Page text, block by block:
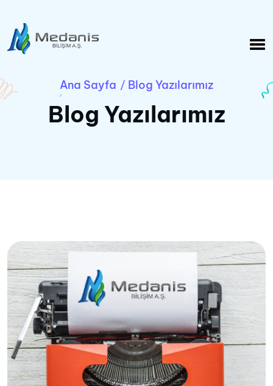
Ana Sayfa / Blog Yazılarımız
Blog Yazılarımız